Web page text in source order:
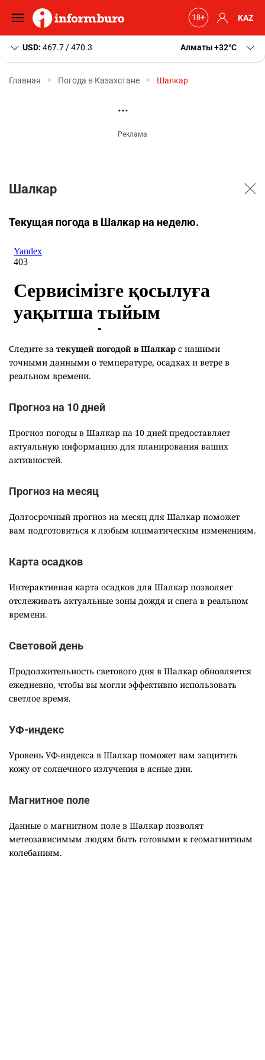
KAZ
USD: 467.7 / 470.3 Алматы+32 C
Главная Погода в Казахстане Шалкар
Шалкар
Текущая погода в Шалкар на неделю.
Следите за текущей погодой в Шалкар с нашими
точными данными о температуре, осадках и ветре в
реальном времени.
Прогноз на 10 дней
Прогноз погоды в Шалкар на 10 дней предоставляет
актуальную информацию для планирования ваших
активностей.
Прогноз на месяц
Долгосрочный прогноз на месяц для Шалкар поможет
вам подготовиться к любым климатическим изменениям.
Карта осадков
Интерактивная карта осадков для Шалкар позволяет
отслеживать актуальные зоны дождя и снега в реальном
времени.
Световой день
Продолжительность светового дня в Шалкар обновляется
ежедневно, чтобы вы могли эффективно использовать
светлое время.
УФ-индекс
Уровень УФ-индекса в Шалкар поможет вам защитить
кожу от солнечного излучения в ясные дни.
Магнитное поле
Данные о магнитном поле в Шалкар позволят
метеозависимым людям быть готовыми к геомагнитным
колебаниям.